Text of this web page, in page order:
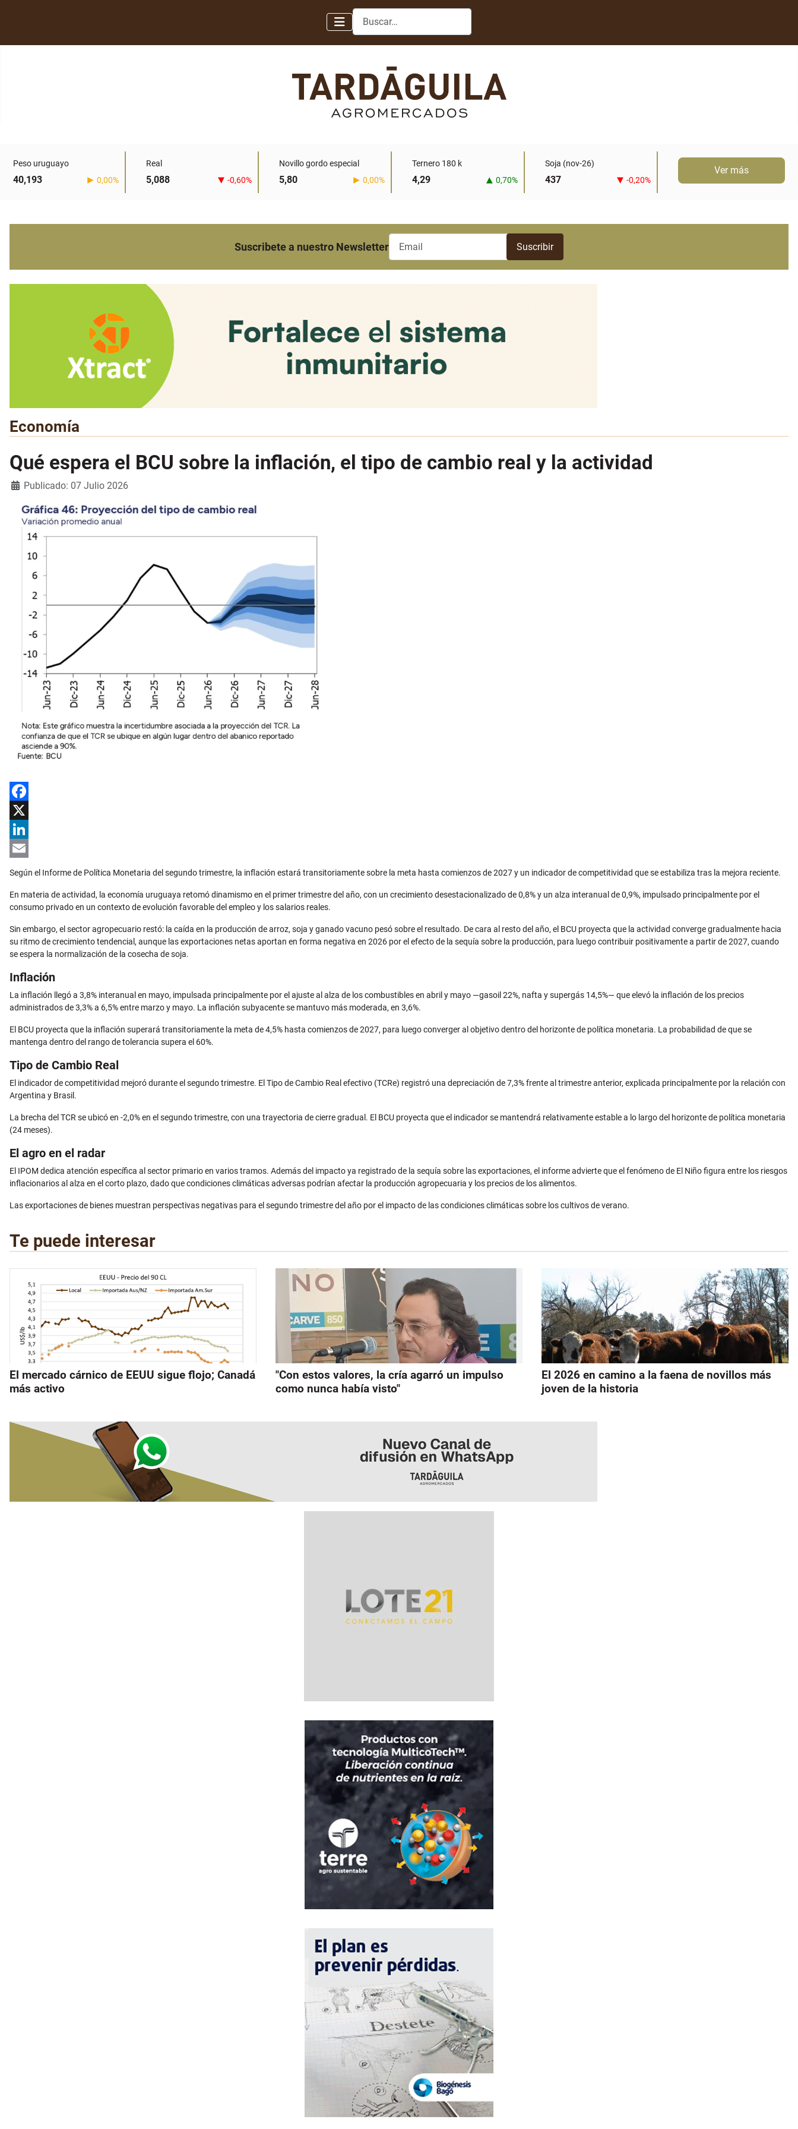
Buscar
Peso uruguayo
40,193 0,00%
Real
5,088 -0,60%
Novillo gordo especial
5,80 0,00%
Ternero 180 k
4,29 0,70%
Soja (nov-26)
437 -0,20%
Ver más
Suscribete a nuestro Newsletter
Economía
Qué espera el BCU sobre la inflación, el tipo de cambio real y la actividad
Detalles
Publicado: 07 Julio 2026
Facebook
X
LinkedIn
Email
Según el Informe de Política Monetaria del segundo trimestre, la inflación estará transitoriamente sobre la meta hasta comienzos de 2027 y un indicador de competitividad que se estabiliza tras la mejora reciente.
En materia de actividad, la economía uruguaya retomó dinamismo en el primer trimestre del año, con un crecimiento desestacionalizado de 0,8% y un alza interanual de 0,9%, impulsado principalmente por el
consumo privado en un contexto de evolución favorable del empleo y los salarios reales.
Sin embargo, el sector agropecuario restó: la caída en la producción de arroz, soja y ganado vacuno pesó sobre el resultado. De cara al resto del año, el BCU proyecta que la actividad converge gradualmente hacia
su ritmo de crecimiento tendencial, aunque las exportaciones netas aportan en forma negativa en 2026 por el efecto de la sequía sobre la producción, para luego contribuir positivamente a partir de 2027, cuando
se espera la normalización de la cosecha de soja.
Inflación
La inflación llegó a 3,8% interanual en mayo, impulsada principalmente por el ajuste al alza de los combustibles en abril y mayo —gasoil 22%, nafta y supergás 14,5%— que elevó la inflación de los precios
administrados de 3,3% a 6,5% entre marzo y mayo. La inflación subyacente se mantuvo más moderada, en 3,6%.
El BCU proyecta que la inflación superará transitoriamente la meta de 4,5% hasta comienzos de 2027, para luego converger al objetivo dentro del horizonte de política monetaria. La probabilidad de que se
mantenga dentro del rango de tolerancia supera el 60%.
Tipo de Cambio Real
El indicador de competitividad mejoró durante el segundo trimestre. El Tipo de Cambio Real efectivo (TCRe) registró una depreciación de 7,3% frente al trimestre anterior, explicada principalmente por la relación con
Argentina y Brasil.
La brecha del TCR se ubicó en -2,0% en el segundo trimestre, con una trayectoria de cierre gradual. El BCU proyecta que el indicador se mantendrá relativamente estable a lo largo del horizonte de política monetaria
(24 meses).
El agro en el radar
El IPOM dedica atención específica al sector primario en varios tramos. Además del impacto ya registrado de la sequía sobre las exportaciones, el informe advierte que el fenómeno de El Niño figura entre los riesgos
inflacionarios al alza en el corto plazo, dado que condiciones climáticas adversas podrían afectar la producción agropecuaria y los precios de los alimentos.
Las exportaciones de bienes muestran perspectivas negativas para el segundo trimestre del año por el impacto de las condiciones climáticas sobre los cultivos de verano.
Te puede interesar
El mercado cárnico de EEUU sigue flojo; Canadá
más activo
"Con estos valores, la cría agarró un impulso
como nunca había visto"
El 2026 en camino a la faena de novillos más
joven de la historia